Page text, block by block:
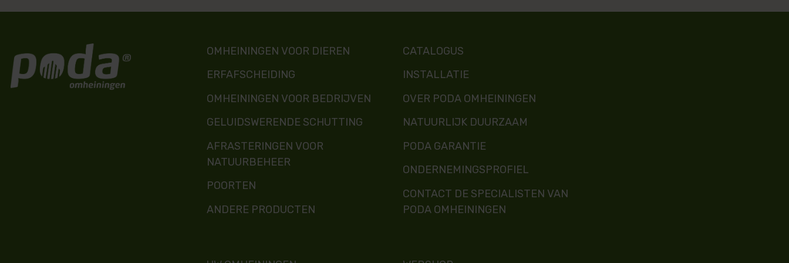
OMHEININGEN VOOR DIEREN
ERFAFSCHEIDING
OMHEININGEN VOOR BEDRIJVEN
GELUIDSWERENDE SCHUTTING
AFRASTERINGEN VOOR
NATUURBEHEER
POORTEN
ANDERE PRODUCTEN
CATALOGUS
INSTALLATIE
OVER PODA OMHEININGEN
NATUURLIJK DUURZAAM
PODA GARANTIE
ONDERNEMINGSPROFIEL
CONTACT DE SPECIALISTEN VAN
PODA OMHEININGEN